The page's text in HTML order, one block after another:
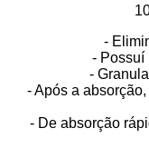
-
- Possuí
-
- Após a
- De absorção